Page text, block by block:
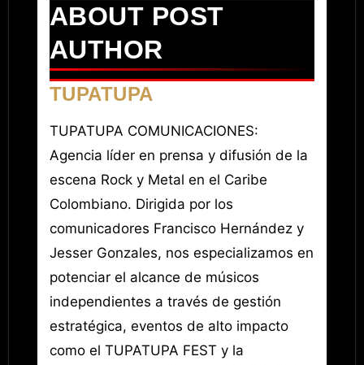
ABOUT POST
AUTHOR
TUPATUPA
TUPATUPA COMUNICACIONES:
Agencia líder en prensa y difusión de la
escena Rock y Metal en el Caribe
Colombiano. Dirigida por los
comunicadores Francisco Hernández y
Jesser Gonzales, nos especializamos en
potenciar el alcance de músicos
independientes a través de gestión
estratégica, eventos de alto impacto
como el TUPATUPA FEST y la